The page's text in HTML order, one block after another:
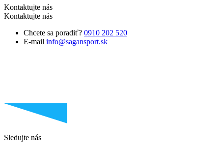
Kontaktujte nás
Kontaktujte nás
Chcete sa poradiť? 0910 202 520
E-mail info@sagansport.sk
Sledujte nás